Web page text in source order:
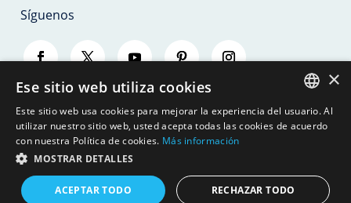
Síguenos
© 2026 - SAILING TRIPS MALLORCA - JBJ
SEAMOUNT, S.L.
SPANISH
GERMAN
×
Ese sitio web utiliza cookies
Este sitio web usa cookies para mejorar la experiencia del usuario. Al
utilizar nuestro sitio web, usted acepta todas las cookies de acuerdo
con nuestra Política de cookies. Más información
MOSTRAR DETALLES
ACEPTAR TODO RECHAZAR TODO